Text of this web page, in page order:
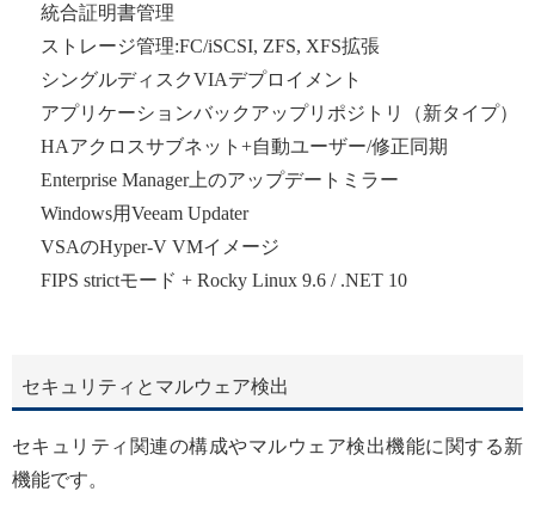
統合証明書管理
ストレージ管理:FC/iSCSI, ZFS, XFS拡張
シングルディスクVIAデプロイメント
アプリケーションバックアップリポジトリ（新タイプ）
HAアクロスサブネット+自動ユーザー/修正同期
Enterprise Manager上のアップデートミラー
Windows用Veeam Updater
VSAのHyper-V VMイメージ
FIPS strictモード + Rocky Linux 9.6 / .NET 10
セキュリティとマルウェア検出
セキュリティ関連の構成やマルウェア検出機能に関する新
機能です。